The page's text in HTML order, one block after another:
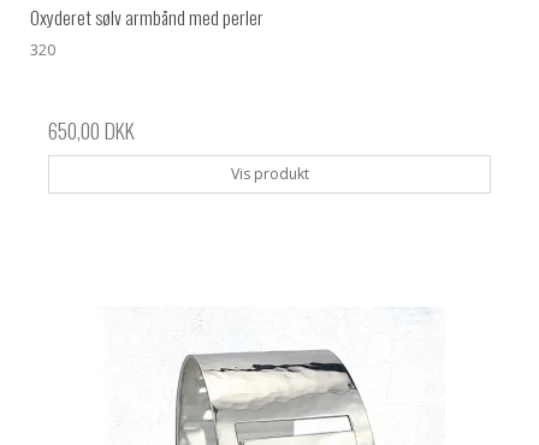
Oxyderet sølv armbånd med perler
320
650,00 DKK
Vis produkt